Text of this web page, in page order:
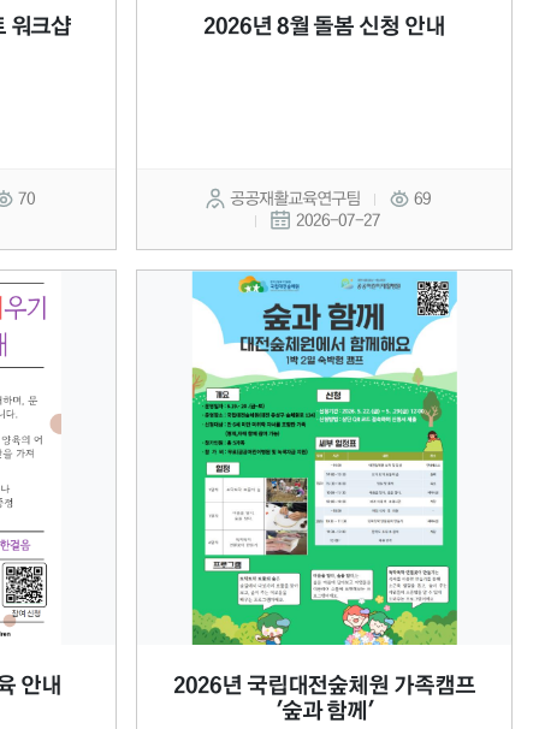
워크샵
70
2026년 8월 돌봄 신청 안내
공공재활교육연구팀
69
2026-07-27
안내 2026년 국립대전숲체원 가족캠프
'숲과 함께'